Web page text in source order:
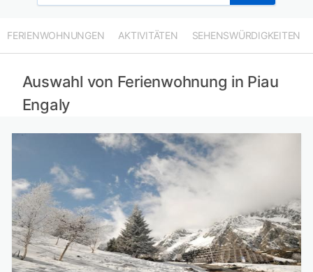
FERIENWOHNUNGEN AKTIVITÄTEN SEHENSWÜRDIGKEITEN
Auswahl von Ferienwohnung in Piau
Engaly